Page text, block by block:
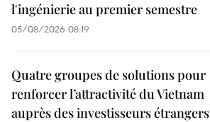
l'ingénierie au premier semestre
05/08/2026 08:19
Quatre groupes de solutions pour
renforcer l’attractivité du Vietnam
auprès des investisseurs étrangers